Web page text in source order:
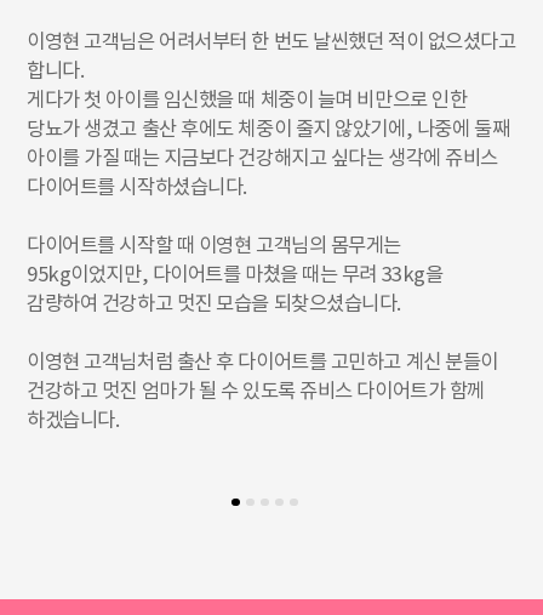
이영현 고객님은 어려서부터 한 번도 날씬했던 적이 없으셨다고
합니다.
게다가 첫 아이를 임신했을 때 체중이 늘며 비만으로 인한
당뇨가 생겼고 출산 후에도 체중이 줄지 않았기에, 나중에 둘째
아이를 가질 때는 지금보다 건강해지고 싶다는 생각에 쥬비스
다이어트를 시작하셨습니다.
다이어트를 시작할 때 이영현 고객님의 몸무게는
95kg이었지만, 다이어트를 마쳤을 때는 무려 33kg을
감량하여 건강하고 멋진 모습을 되찾으셨습니다.
이영현 고객님처럼 출산 후 다이어트를 고민하고 계신 분들이
건강하고 멋진 엄마가 될 수 있도록 쥬비스 다이어트가 함께
하겠습니다.